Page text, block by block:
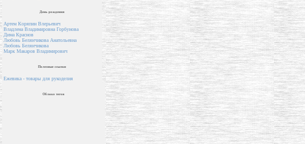
День рождения
Артем Коряпин Влерьевич
Владлена Владимировна Горбунова
Дима Краснов
Любовь Белянчикова Анатольевна
Любовь Белянчикова
Марк Макаров Владимирович
Полезные ссылки
Ежевика - товары для рукоделия
Облако тегов